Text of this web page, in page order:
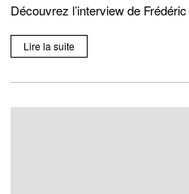
Découvrez l’interview de
Lire la suite